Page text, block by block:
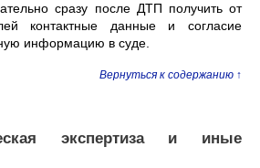
сразу после ДТП получить от
контактные данные и согласие
информацию в суде.
Вернуться к содержанию ↑
экспертиза и иные